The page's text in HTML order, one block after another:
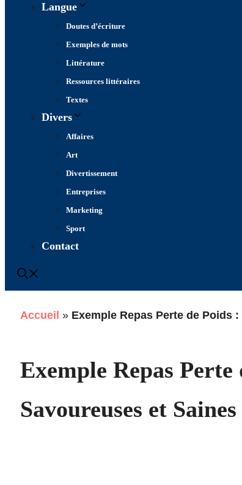
Langue
Doutes d’écriture
Exemples de mots
Littérature
Ressources littéraires
Textes
Divers
Affaires
Art
Divertissement
Entreprises
Marketing
Sport
Contact
Accueil » Exemple Repas Perte de Poids
Exemple Repas Perte
Savoureuses et